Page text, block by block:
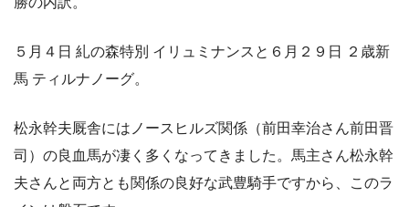
５月４日 糺の森特別 イリュミナンスと６月２９日 ２歳新
馬 ティルナノーグ。
松永幹夫厩舎にはノースヒルズ関係（前田幸治さん前田晋
司）の良血馬が凄く多くなってきました。馬主さん松永幹
夫さんと両方とも関係の良好な武豊騎手ですから、このラ